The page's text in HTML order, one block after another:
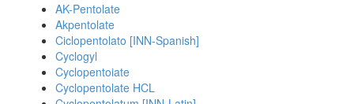
AK-Pentolate
Akpentolate
Ciclopentolato [INN-Spanish]
Cyclogyl
Cyclopentoiate
Cyclopentolate HCL